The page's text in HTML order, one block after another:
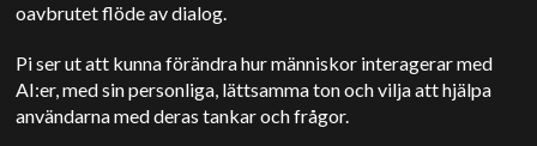
oavbrutet flöde av dialog.
Pi ser ut att kunna förändra hur människor interagerar med
AI:er, med sin personliga, lättsamma ton och vilja att hjälpa
användarna med deras tankar och frågor.